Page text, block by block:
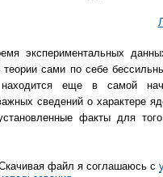
экспериментальных
сами по себе
еще в самой
сведений о характере
факты для
файл я соглашаюсь с